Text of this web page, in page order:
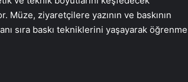
ziyaretçilere yazının ve baskının
sıra baskı tekniklerini yaşayarak öğrenme